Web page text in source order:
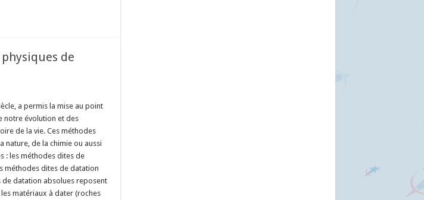
de
a permis la mise au point
notre évolution et des
de la vie. Ces méthodes
nature, de la chimie ou aussi
: les méthodes dites de
méthodes dites de datation
datation absolues reposent
matériaux à dater (roches